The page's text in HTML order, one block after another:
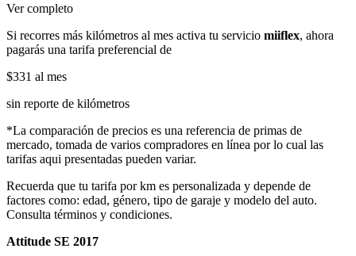
Ver completo
Si recorres más kilómetros al mes activa tu servicio miiflex, ahora
pagarás una tarifa preferencial de
$331 al mes
sin reporte de kilómetros
*La comparación de precios es una referencia de primas de
mercado, tomada de varios compradores en línea por lo cual las
tarifas aqui presentadas pueden variar.
Recuerda que tu tarifa por km es personalizada y depende de
factores como: edad, género, tipo de garaje y modelo del auto.
Consulta términos y condiciones.
Attitude SE 2017